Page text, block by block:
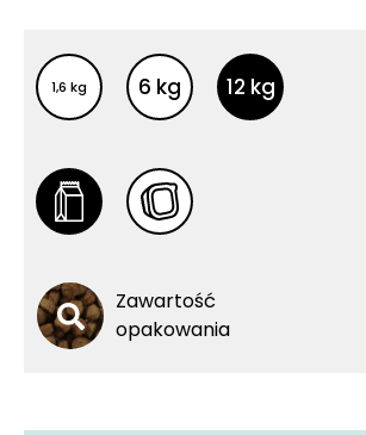
Inne opakowania
1,6 kg 6 kg 12 kg
Inne opakowania
Zawartość
opakowania